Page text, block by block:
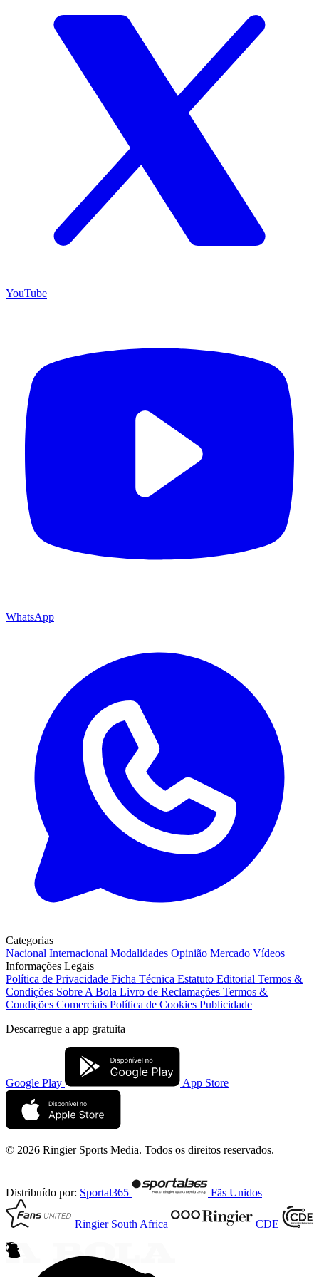
YouTube
WhatsApp
Categorias
Nacional Internacional Modalidades Opinião Mercado Vídeos
Informações Legais
Política de Privacidade Ficha Técnica Estatuto Editorial Termos &
Condições Sobre A Bola Livro de Reclamações Termos &
Condições Comerciais Política de Cookies Publicidade
Descarregue a app gratuita
Google Play App Store
© 2026 Ringier Sports Media. Todos os direitos reservados.
Distribuído por: Sportal365 Fãs Unidos
Ringier South Africa CDE